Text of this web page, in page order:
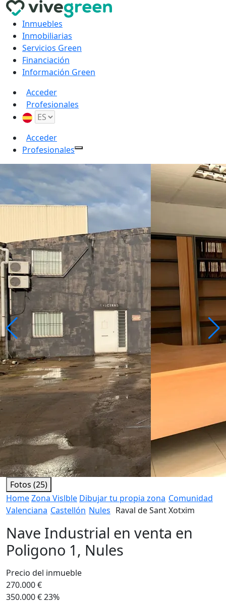
Inmuebles
Inmobiliarias
Servicios Green
Financiación
Información Green
Acceder
Profesionales
Acceder
Profesionales
Fotos (25)
HomeZona Vislble Dibujar tu propia zona Comunidad
Valenciana Castellón Nules Raval de Sant Xotxim
Nave Industrial en venta en
Poligono 1, Nules
Precio del inmueble
270.000 €
350.000 €23%